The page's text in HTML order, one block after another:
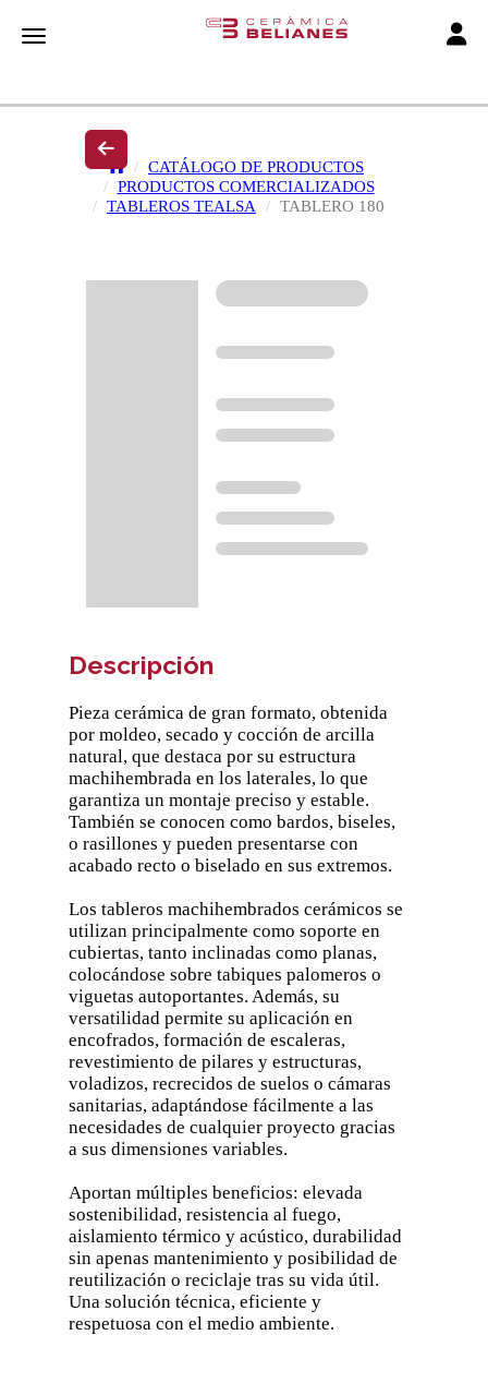
Toggle navigation
CATÁLOGO DE PRODUCTOS
PRODUCTOS COMERCIALIZADOS
TABLEROS TEALSA
TABLERO 180
Descripción
Pieza cerámica de gran formato, obtenida
por moldeo, secado y cocción de arcilla
natural, que destaca por su estructura
machihembrada en los laterales, lo que
garantiza un montaje preciso y estable.
También se conocen como bardos, biseles,
o rasillones y pueden presentarse con
acabado recto o biselado en sus extremos.
Los tableros machihembrados cerámicos se
utilizan principalmente como soporte en
cubiertas, tanto inclinadas como planas,
colocándose sobre tabiques palomeros o
viguetas autoportantes. Además, su
versatilidad permite su aplicación en
encofrados, formación de escaleras,
revestimiento de pilares y estructuras,
voladizos, recrecidos de suelos o cámaras
sanitarias, adaptándose fácilmente a las
necesidades de cualquier proyecto gracias
a sus dimensiones variables.
Aportan múltiples beneficios: elevada
sostenibilidad, resistencia al fuego,
aislamiento térmico y acústico, durabilidad
sin apenas mantenimiento y posibilidad de
reutilización o reciclaje tras su vida útil.
Una solución técnica, eficiente y
respetuosa con el medio ambiente.